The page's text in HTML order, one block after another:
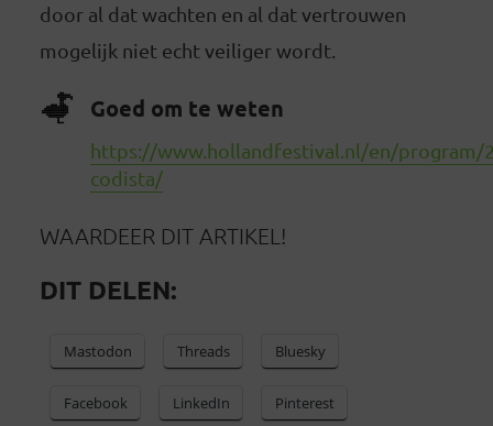
door al dat wachten en al dat vertrouwen
mogelijk niet echt veiliger wordt.
Goed om te weten
https://www.hollandfestival.nl/en/program/
codista/
WAARDEER DIT ARTIKEL!
DIT DELEN:
Mastodon Threads Bluesky
Facebook LinkedIn Pinterest